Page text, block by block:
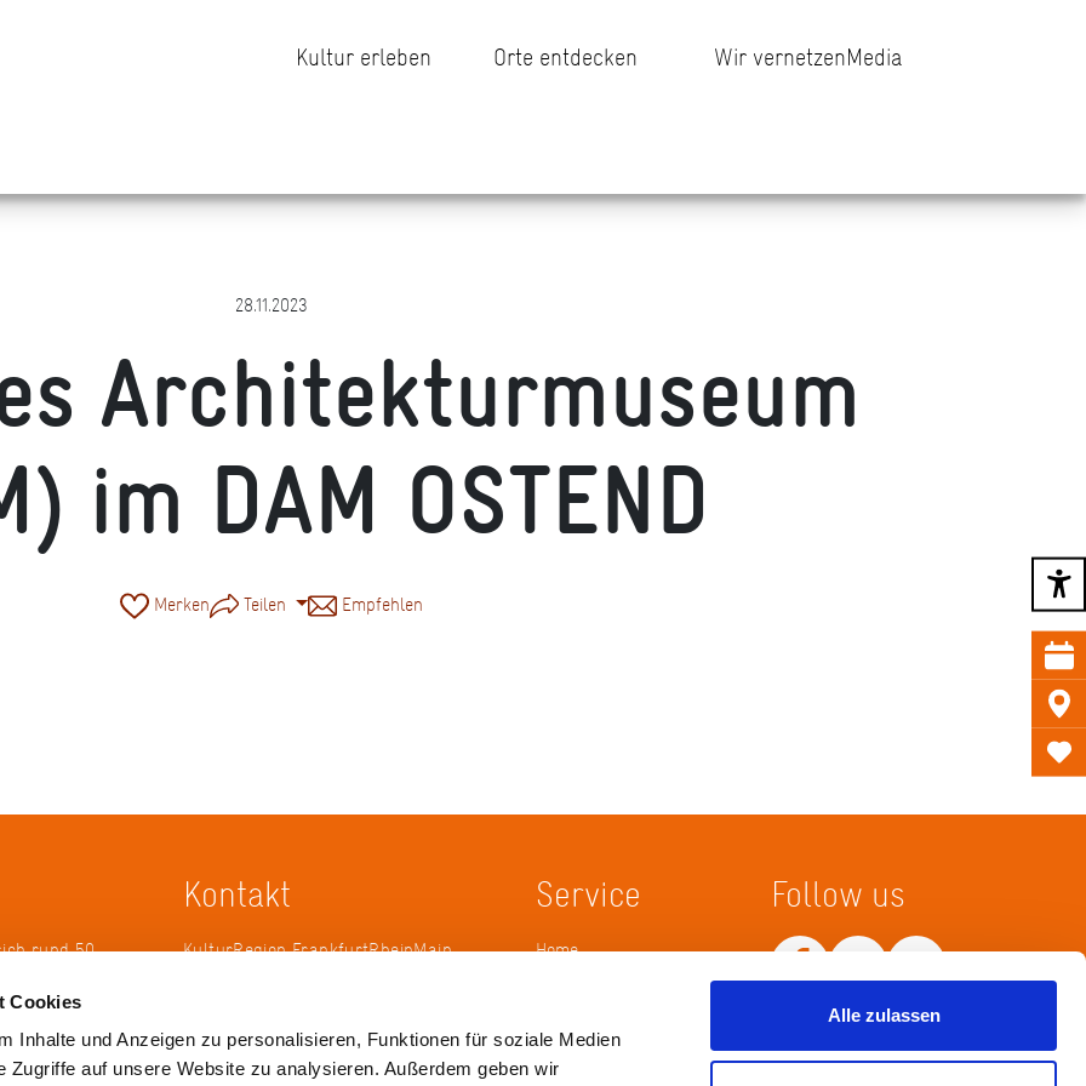
Cookies
Inhalte und Anzeigen zu personalisieren, Funktionen für soziale Medien
Zugriffe auf unsere Website zu analysieren. Außerdem geben wir
Alle zulassen
Kultur erleben Orte entdecken Wir vernetzenMedia
28.11.2023
Architekturmuseum
im DAM OSTEND
Merken Teilen Empfehlen
rund 50
2005 die
Kontakt
KulturRegion FrankfurtRheinMain
Tel.: +49 69 2577-1700
Service
Home
Follow us
Netiquette